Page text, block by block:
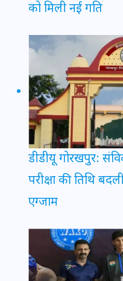
को मिली नई गति
डीडीयू गोरखपुर:
परीक्षा की तिथि
एग्जाम